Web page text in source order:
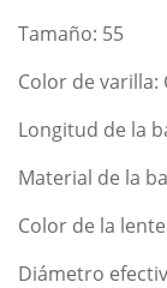
Tamaño: 55
Color de varilla:
Longitud de la
Material de la
Color de la
Diámetro